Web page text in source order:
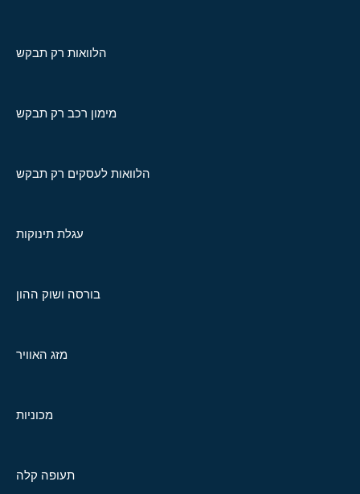
הלוואות רק תבקש
מימון רכב רק תבקש
הלוואות לעסקים רק תבקש
עגלת תינוקות
בורסה ושוק ההון
מזג האוויר
מכוניות
תעופה קלה